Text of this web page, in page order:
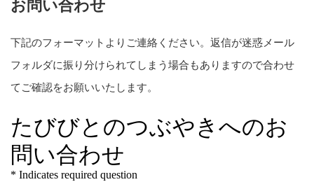
お問い合わせ
下記のフォーマットよりご連絡ください。返信が迷惑メール
フォルダに振り分けられてしまう場合もありますので合わせ
てご確認をお願いいたします。